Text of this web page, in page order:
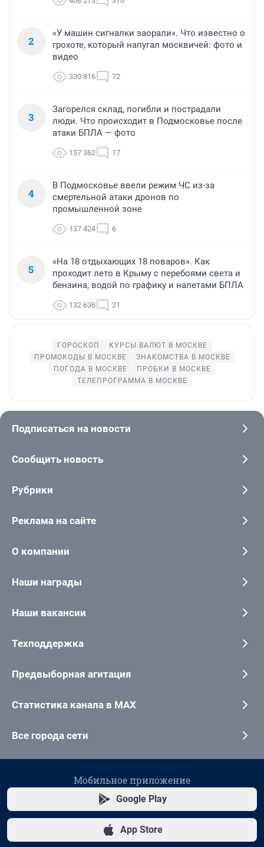
2
«У машин сигналки заорали». Что известно о
грохоте, который напугал москвичей: фото и
видео
330 816 72
3
Загорелся склад, погибли и пострадали
люди. Что происходит в Подмосковье после
атаки БПЛА — фото
157 362 17
4
В Подмосковье ввели режим ЧС из-за
смертельной атаки дронов по
промышленной зоне
137 424 6
5
«На 18 отдыхающих 18 поваров». Как
проходит лето в Крыму с перебоями света и
бензина, водой по графику и налетами БПЛА
132 636 21
ГОРОСКОП
КУРСЫ ВАЛЮТ В МОСКВЕ
ПРОМОКОДЫ В МОСКВЕ
ЗНАКОМСТВА В МОСКВЕ
ПОГОДА В МОСКВЕ
ПРОБКИ В МОСКВЕ
ТЕЛЕПРОГРАММА В МОСКВЕ
Подписаться на новости
Сообщить новость
Рубрики
Реклама на сайте
О компании
Наши награды
Наши вакансии
Техподдержка
Предвыборная агитация
Статистика канала в MAX
Все города сети
Мобильное приложение
Google Play
App Store